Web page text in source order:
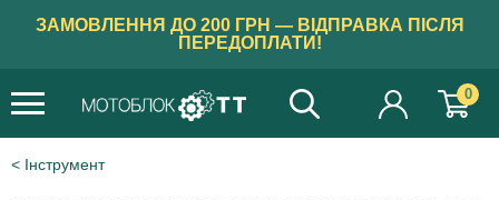
ЗАМОВЛЕННЯ ДО 200 ГРН — ВІДПРАВКА ПІСЛЯ
ПЕРЕДОПЛАТИ!
0
Інструмент